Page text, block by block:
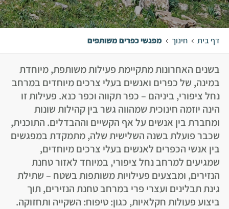
דף בית חינוך מפגשי כפרים משותפים
בשנים האחרונות מתקיימת פעילות משותפת, מיוחדת
במינה, של כפרים ואנשים בעלי צרכים מיוחדים במרחב
נחל ציפורי, ביניהם – כפר תקווה וכפר כנא. פעילות זו
הינה יוזמה חינוכית שמהווה גשר בין קהילות שונות
ומחברת בין אנשים על אף הקשיים וההבדלים. התוכנית,
שכבר פועלת בשנה השלישית שלה, מתמקדת במפגשים
בין אנשי הכפרים לאנשים בעלי צרכים מיוחדים,
שמגיעים למרחב נחל ציפורי, במיוחד לאזור טחנת
הנזירים, ומבצעים פעילויות משותפות בשטח – שתילת
גינת תבלינים ועצרי פרי במרחב טחנת הנזירים, תוך
ביצוע פעולות חקלאיות, כגון: טיפוח: השקייה ותחזוקה.